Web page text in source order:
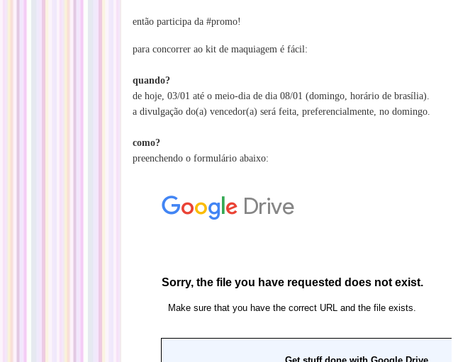
então participa da #promo!
para concorrer ao kit de maquiagem é fácil:
quando?
de hoje, 03/01 até o meio-dia de dia 08/01 (domingo, horário de brasília).
a divulgação do(a) vencedor(a) será feita, preferencialmente, no domingo.
como?
preenchendo o formulário abaixo: